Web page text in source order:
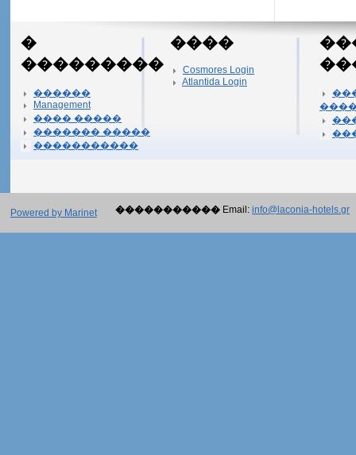
�
���������
������
Management
���� �����
������� �����
�����������
����
Cosmores Login
Atlantida Login
Powered by Marinet ����������� Email: info@laconia-hotels.gr